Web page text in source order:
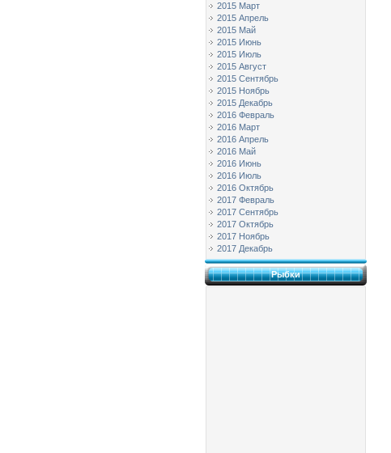
2015 Март
2015 Апрель
2015 Май
2015 Июнь
2015 Июль
2015 Август
2015 Сентябрь
2015 Ноябрь
2015 Декабрь
2016 Февраль
2016 Март
2016 Апрель
2016 Май
2016 Июнь
2016 Июль
2016 Октябрь
2017 Февраль
2017 Сентябрь
2017 Октябрь
2017 Ноябрь
2017 Декабрь
Рыбки